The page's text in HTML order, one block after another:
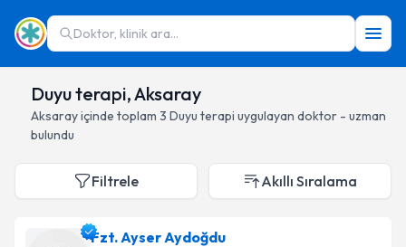
Doktor, klinik ara...
Duyu terapi, Aksaray
Aksarayiçinde toplam 3 Duyu terapi uygulayan doktor - uzman
bulundu
Filtrele Akıllı Sıralama
Fzt. Ayser Aydoğdu